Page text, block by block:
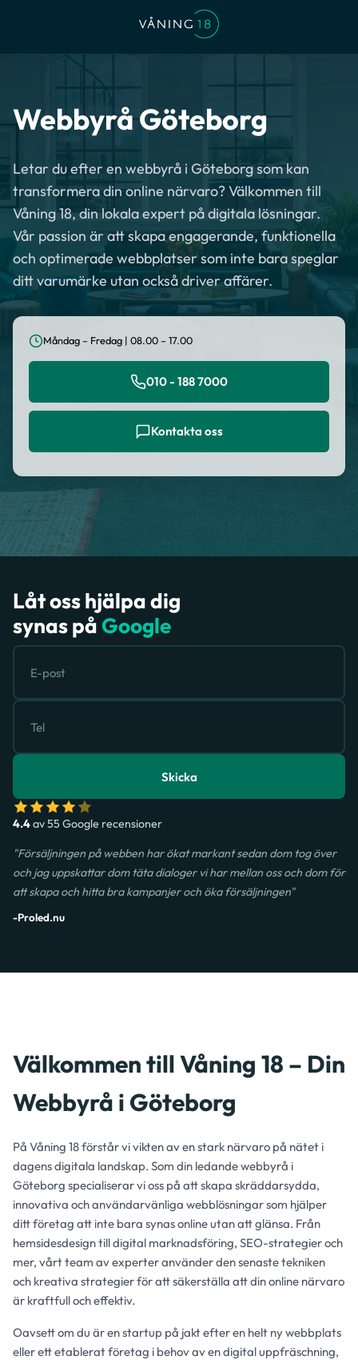
Webbyrå Göteborg
Letar du efter en webbyrå i Göteborg som kan
transformera din online närvaro? Välkommen till
Våning 18, din lokala expert på digitala lösningar.
Vår passion är att skapa engagerande, funktionella
och optimerade webbplatser som inte bara speglar
ditt varumärke utan också driver affärer.
Måndag – Fredag | 08.00 – 17.00
010 - 188 7000
Kontakta oss
Låt oss hjälpa dig
synas på Google
Skicka
4.4av 55 Google recensioner
"Försäljningen på webben har ökat markant sedan dom tog över
och jag uppskattar dom täta dialoger vi har mellan oss och dom för
att skapa och hitta bra kampanjer och öka försäljningen"
-Proled.nu
Välkommen till Våning 18 – Din
Webbyrå i Göteborg
På Våning 18 förstår vi vikten av en stark närvaro på nätet i
dagens digitala landskap. Som din ledande webbyrå i
Göteborg specialiserar vi oss på att skapa skräddarsydda,
innovativa och användarvänliga webblösningar som hjälper
ditt företag att inte bara synas online utan att glänsa. Från
hemsidesdesign till digital marknadsföring, SEO-strategier och
mer, vårt team av experter använder den senaste tekniken
och kreativa strategier för att säkerställa att din online närvaro
är kraftfull och effektiv.
Oavsett om du är en startup på jakt efter en helt ny webbplats
eller ett etablerat företag i behov av en digital uppfräschning,